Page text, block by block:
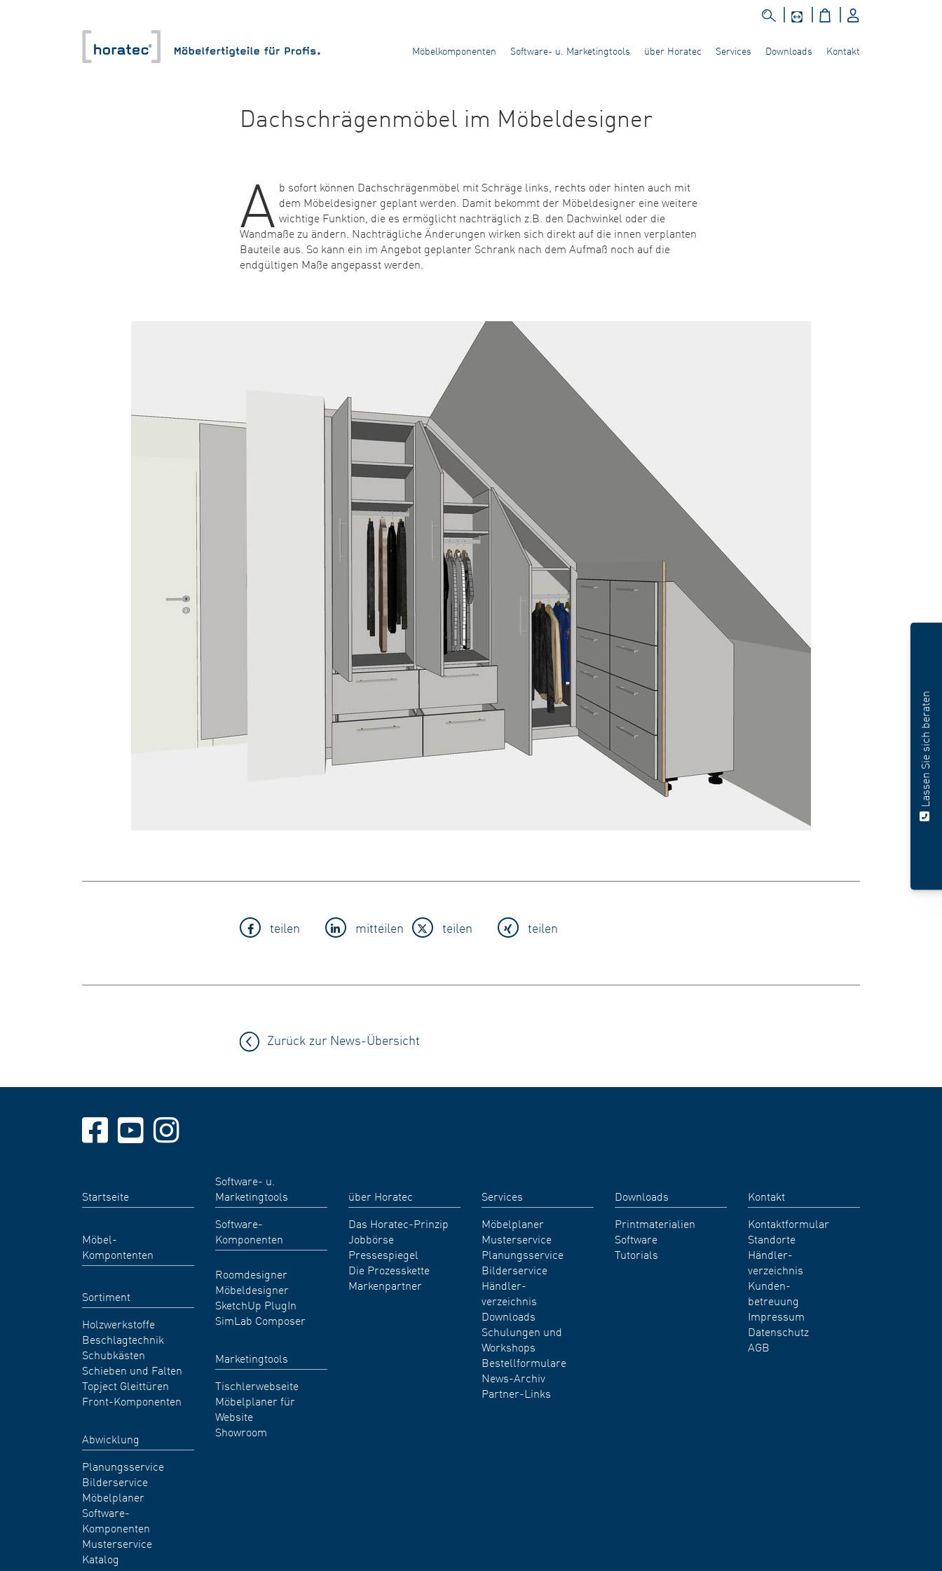
Möbelkomponenten Software- u. Marketingtools über Horatec Services Downloads Kontakt
Dachschrägenmöbel im Möbeldesigner
A b sofort können Dachschrägenmöbel mit Schräge links, rechts oder hinten auch mit
dem Möbeldesigner geplant werden. Damit bekommt der Möbeldesigner eine weitere
wichtige Funktion, die es ermöglicht nachträglich z.B. den Dachwinkel oder die
Wandmaße zu ändern. Nachträgliche Änderungen wirken sich direkt auf die innen verplanten
Bauteile aus. So kann ein im Angebot geplanter Schrank nach dem Aufmaß noch auf die
endgültigen Maße angepasst werden.
teilen mitteilen teilen teilen
Zurück zur News-Übersicht
Lassen Sie sich beraten
Startseite
Möbel-
Kompontenten
Sortiment
Holzwerkstoffe
Beschlagtechnik
Schubkästen
Schieben und Falten
Topject Gleittüren
Front-Komponenten
Abwicklung
Planungsservice
Bilderservice
Möbelplaner
Software-
Komponenten
Musterservice
Katalog
Software- u.
Marketingtools
Software-
Komponenten
Roomdesigner
Möbeldesigner
SketchUp PlugIn
SimLab Composer
Marketingtools
Tischlerwebseite
Möbelplaner für
Website
Showroom
über Horatec
Das Horatec-Prinzip
Jobbörse
Pressespiegel
Die Prozesskette
Markenpartner
Services
Möbelplaner
Musterservice
Planungsservice
Bilderservice
Händler-
verzeichnis
Downloads
Schulungen und
Workshops
Bestellformulare
News-Archiv
Partner-Links
Downloads
Printmaterialien
Software
Tutorials
Kontakt
Kontaktformular
Standorte
Händler-
verzeichnis
Kunden-
betreuung
Impressum
Datenschutz
AGB